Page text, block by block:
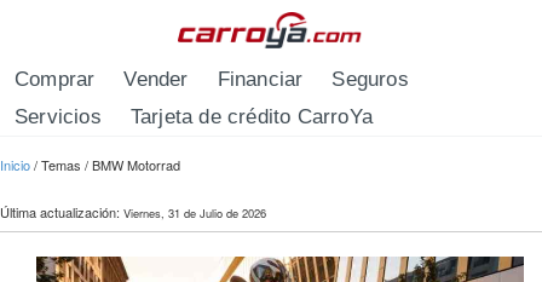
Comprar Vender Financiar
Seguros
Servicios
Tarjeta de crédito CarroYa
Se encuentra usted aquí
Inicio/Temas /BMW Motorrad
Última actualización: Viernes, 31 de Julio de 2026